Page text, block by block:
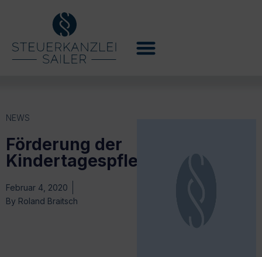
NEWS
Förderung der
Kindertagespflege
Februar 4, 2020
By Roland Braitsch